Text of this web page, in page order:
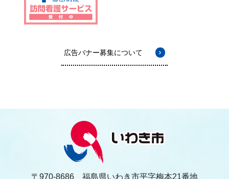
広告バナー募集について
〒970-8686 福島県いわき市平字梅本21番地